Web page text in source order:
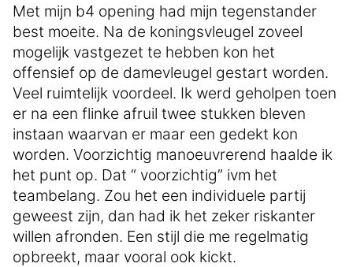
Met mijn b4 opening had mijn tegenstander
best moeite. Na de koningsvleugel zoveel
mogelijk vastgezet te hebben kon het
offensief op de damevleugel gestart worden.
Veel ruimtelijk voordeel. Ik werd geholpen toen
er na een flinke afruil twee stukken bleven
instaan waarvan er maar een gedekt kon
worden. Voorzichtig manoeuvrerend haalde ik
het punt op. Dat “ voorzichtig” ivm het
teambelang. Zou het een individuele partij
geweest zijn, dan had ik het zeker riskanter
willen afronden. Een stijl die me regelmatig
opbreekt, maar vooral ook kickt.